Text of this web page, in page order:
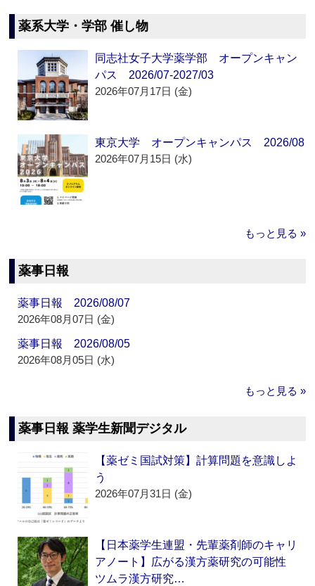
薬系大学・学部 催し物
同志社女子大学薬学部 オープンキャン
パス 2026/07-2027/03
2026年07月17日 (金)
東京大学 オープンキャンパス 2026/08
2026年07月15日 (水)
もっと見る »
薬事日報
薬事日報 2026/08/07
2026年08月07日 (金)
薬事日報 2026/08/05
2026年08月05日 (水)
もっと見る »
薬事日報 薬学生新聞デジタル
【薬ゼミ国試対策】計算問題を意識しよ
う
2026年07月31日 (金)
【日本薬学生連盟・先輩薬剤師のキャリ
アノート】広がる漢方薬研究の可能性
ツムラ漢方研究…